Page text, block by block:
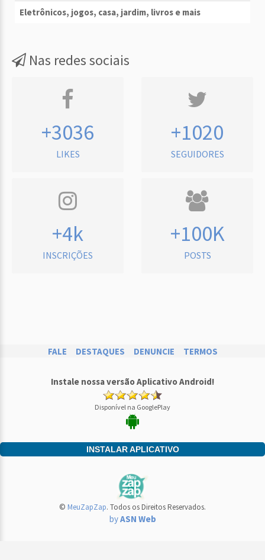
Eletrônicos, jogos, casa, jardim, livros e mais
Nas redes sociais
+3036
LIKES
+1020
SEGUIDORES
+4k
INSCRIÇÕES
+100K
POSTS
FALE DESTAQUES DENUNCIE TERMOS
Instale nossa versão Aplicativo Android!
Disponível na GooglePlay
INSTALAR APLICATIVO
© MeuZapZap. Todos os Direitos Reservados.
byASN Web